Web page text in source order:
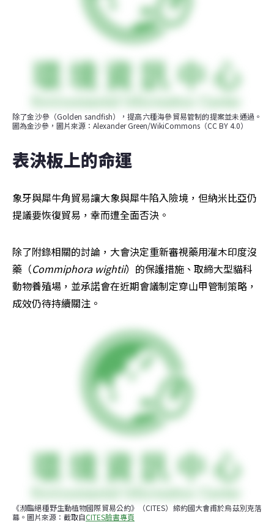
除了金沙參（Golden sandfish），提高六種海參貿易管制的提案並未通過。
圖為金沙參，圖片來源：Alexander Green/WikiCommons（CC BY 4.0）
表決板上的命運
象牙與犀牛角貿易讓大象與犀牛陷入險境，但納米比亞仍
提議要恢復貿易，幸而遭全面否決。
除了附錄相關的討論，大會決定重新審視藥用灌木印度沒
藥（Commiphora wightii）的保護措施、取締大型貓科
動物養殖場，並承諾會在近期會議制定穿山甲管制策略，
成效仍待持續關注。
《瀕臨絕種野生動植物國際貿易公約》（CITES）締約國大會甫於烏茲別克落
幕。圖片來源：截取自CITES臉書專頁